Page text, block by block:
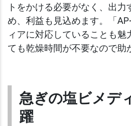
トをかける必要がなく、出力
め、利益も見込めます。「
ィアに対応していることも魅
ても乾燥時間が不要なので助
急ぎの塩ビメデ
躍